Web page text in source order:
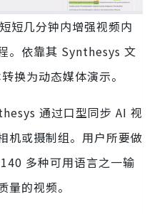
短几分钟内增强视频内
。依靠其 Synthesys 文
换为动态媒体演示。
通过口型同步 AI 视
机或摄制组。用户所要做
多种可用语言之一输
的视频。